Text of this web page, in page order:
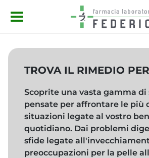
Salta al contenuto principale
TROVA IL RIMEDIO PER
Scoprite una vasta gamma di
pensate per affrontare le più
situazioni legate al vostro
quotidiano. Dai problemi
sfide legate
preoccupazioni per la pelle